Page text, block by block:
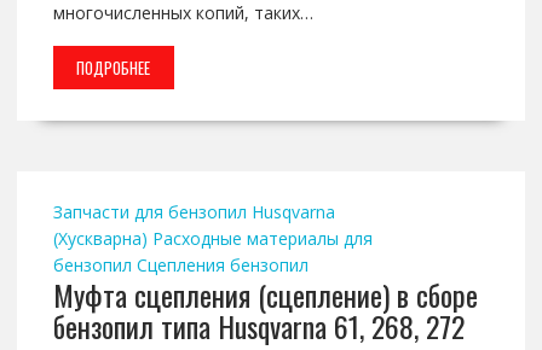
многочисленных копий, таких…
ПОДРОБНЕЕ
Запчасти для бензопил Husqvarna
(Хускварна) Расходные материалы для
бензопил Сцепления бензопил
Муфта сцепления (сцепление) в сборе
бензопил типа Husqvarna 61, 268, 272